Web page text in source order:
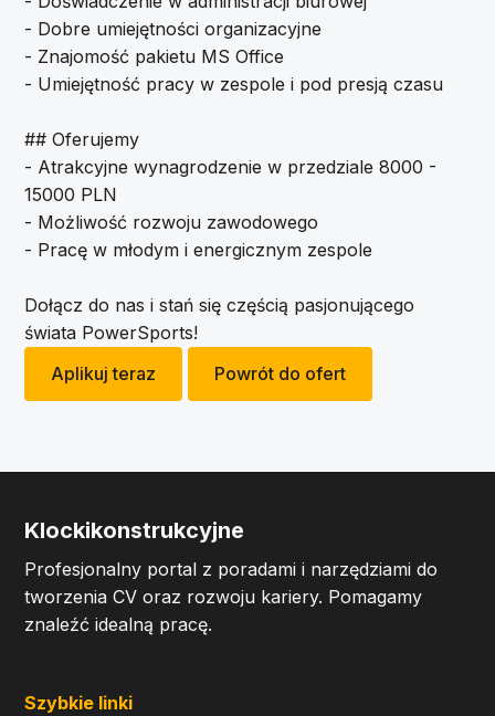
- Dobre umiejętności organizacyjne
- Znajomość pakietu MS Office
- Umiejętność pracy w zespole i pod presją czasu
## Oferujemy
- Atrakcyjne wynagrodzenie w przedziale 8000 -
15000 PLN
- Możliwość rozwoju zawodowego
- Pracę w młodym i energicznym zespole
Dołącz do nas i stań się częścią pasjonującego
świata PowerSports!
Aplikuj teraz
Powrót do ofert
Klockikonstrukcyjne
Profesjonalny portal z poradami i narzędziami do
tworzenia CV oraz rozwoju kariery. Pomagamy
znaleźć idealną pracę.
Szybkie linki